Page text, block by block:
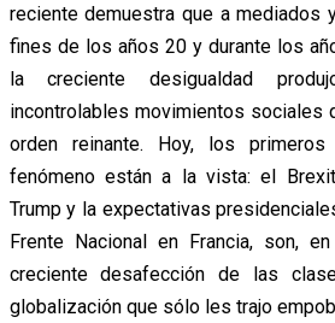
reciente demuestra que a
fines de los años 20 y durante los
la creciente desigualdad
incontrolables movimientos sociales
orden reinante. Hoy, los
fenómeno están a la vista: el
Trump y la expectativas
Frente Nacional en Francia, son,
creciente desafección de las
globalización que sólo les trajo